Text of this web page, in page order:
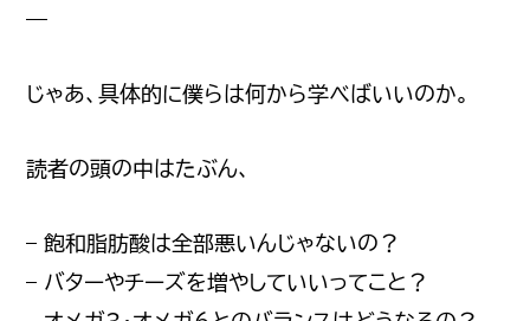
—
じゃあ、具体的に僕らは何から学べばいいのか。
読者の頭の中はたぶん、
– 飽和脂肪酸は全部悪いんじゃないの？
– バターやチーズを増やしていいってこと？